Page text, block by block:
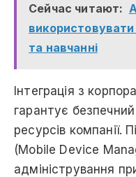
Сейчас читают:
та навчанні
Інтеграція з
гарантує
ресурсів компанії.
(Mobile Device
адміністрування